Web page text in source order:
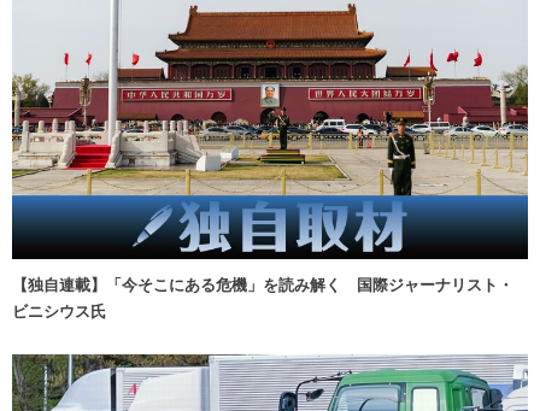
【独自連載】「今そこにある危機」を読み解く 国際ジャーナリスト・
ビニシウス氏